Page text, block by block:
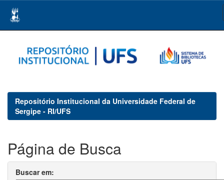
navigation
Repositório Institucional da Universidade Federal de
Sergipe - RI/UFS
Página de Busca
Buscar em: